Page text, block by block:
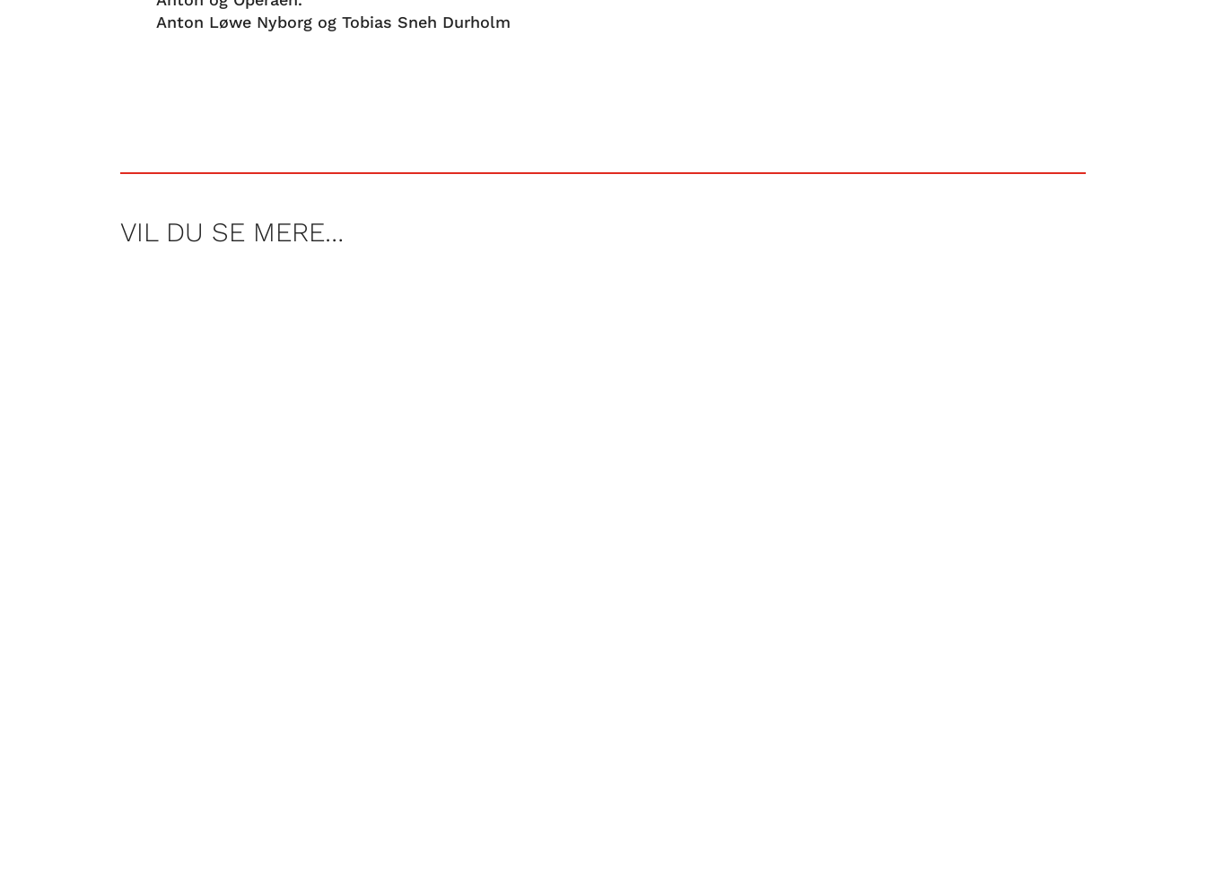
Anton Løwe Nyborg og Tobias Sneh Durholm
VIL DU SE MERE…